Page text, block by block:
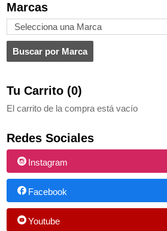
Marcas
Tu Carrito (0)
El carrito de la compra está vacío
Redes Sociales
Instagram
Facebook
Youtube